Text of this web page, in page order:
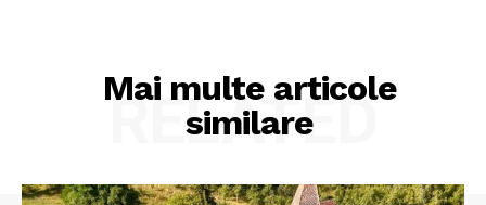
Mai multe articole
similare
RELATED